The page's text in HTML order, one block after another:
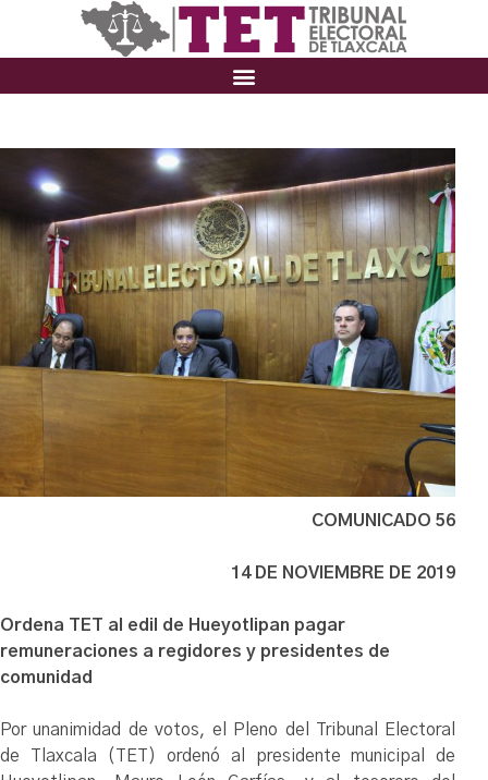
COMUNICADO 56
14 DE NOVIEMBRE DE 2019
Ordena TET al edil de Hueyotlipan pagar
remuneraciones a regidores y presidentes de
comunidad
Por unanimidad de votos, el Pleno del Tribunal Electoral
de Tlaxcala (TET) ordenó al presidente municipal de